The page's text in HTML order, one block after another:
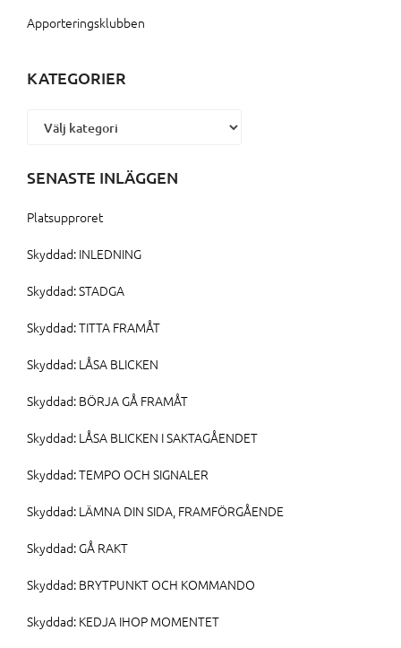
Apporteringsklubben
KATEGORIER
Kategorier
SENASTE INLÄGGEN
Platsupproret
Skyddad: INLEDNING
Skyddad: STADGA
Skyddad: TITTA FRAMÅT
Skyddad: LÅSA BLICKEN
Skyddad: BÖRJA GÅ FRAMÅT
Skyddad: LÅSA BLICKEN I SAKTAGÅENDET
Skyddad: TEMPO OCH SIGNALER
Skyddad: LÄMNA DIN SIDA, FRAMFÖRGÅENDE
Skyddad: GÅ RAKT
Skyddad: BRYTPUNKT OCH KOMMANDO
Skyddad: KEDJA IHOP MOMENTET